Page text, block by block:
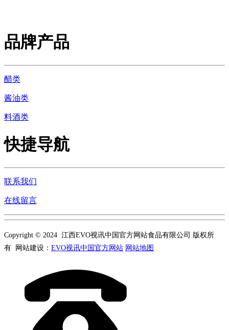
品牌产品
醋类
酱油类
料酒类
快捷导航
联系我们
在线留言
Copyright © 2024 江西EVO视讯中国官方网站食品有限公司 版权所
有 网站建设： EVO视讯中国官方网站 网站地图